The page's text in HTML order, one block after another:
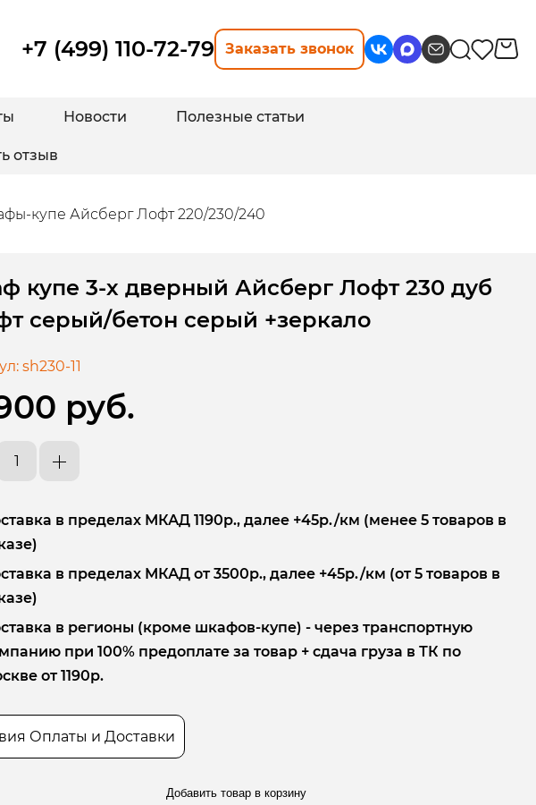
+7 (499) 110-72-79 Заказать звонок
Новости Полезные статьи
отзыв
купе Айсберг Лофт 220/230/240
купе 3-х дверный Айсберг Лофт 230 дуб
серый/бетон серый +зеркало
sh230-11
руб.
в пределах МКАД 1190р., далее +45р./км (менее 5 товаров в
в пределах МКАД от 3500р., далее +45р./км (от 5 товаров в
в регионы (кроме шкафов-купе) - через транспортную
при 100% предоплате за товар + сдача груза в ТК по
от 1190р.
Оплаты и Доставки
Добавить товар в корзину